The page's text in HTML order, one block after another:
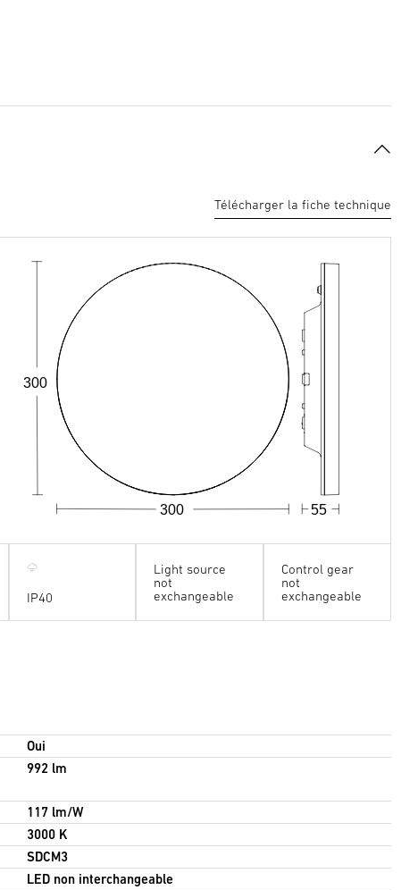
Télécharger la fiche technique
55
300
300
IP40
Light source
not
exchangeable
Control gear
not
exchangeable
Oui
992 lm
117 lm/W
3000 K
SDCM3
LED non interchangeable